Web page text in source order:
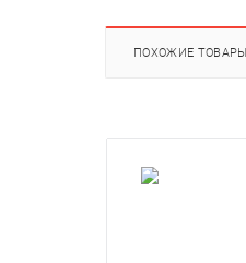
ПОХОЖИЕ ТОВАРЫ